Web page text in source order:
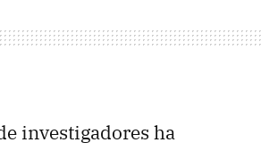
investigadores ha